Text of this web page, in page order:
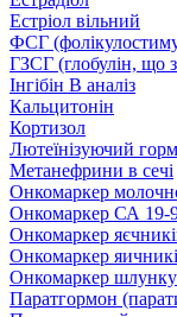
Естріол вільний
ФСГ
ГЗСГ (глобулін, що
Інгібін B аналіз
Кальцитонін
Кортизол
Лютеїнізуючий
Метанефрини в сечі
Онкомаркер
Онкомаркер СА 19-
Онкомаркер
Онкомаркер
Онкомаркер
Паратгормон